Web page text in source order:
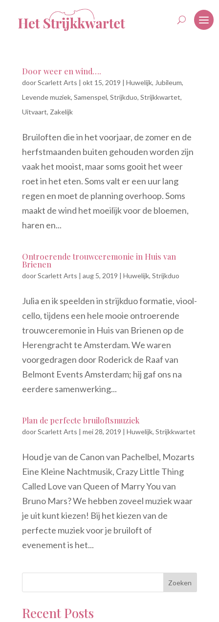
Door weer en wind….
doorScarlett Arts | okt 15, 2019 | Huwelijk, Jubileum,
Levende muziek, Samenspel, Strijkduo, Strijkkwartet,
Uitvaart, Zakelijk
Bruiloften die in het voorjaar, de zomer en de
herfstmaanden buiten gehouden worden zijn
vaak het mooist, maar soms gooit het weer
roet in het eten. Soms valt er een uur lang
regen en moet de planning overhoop. Soms
maakt de wind het moeilijk voor de bloemen,
haren en...
Ontroerende trouwceremonie in Huis van
Brienen
doorScarlett Arts | aug 5, 2019 | Huwelijk, Strijkduo
Julia en ik speelden in strijkduo formatie, viool-
cello, tijdens een hele mooie ontroerende
trouwceremonie in Huis van Brienen op de
Herengracht te Amsterdam. We waren
voorgedragen door Roderick de Raaf van
Belmont Events Amsterdam; hij gaf ons na
eerdere samenwerking...
Plan de perfecte bruiloftsmuziek
doorScarlett Arts | mei 28, 2019 | Huwelijk, Strijkkwartet
Houd je van de Canon van Pachelbel, Mozarts
Eine Kleine Nachtmusik, Crazy Little Thing
Called Love van Queen of Marry You van
Bruno Mars? We hebben zoveel muziek waar
je uit kunt kiezen! Bij het kiezen van de
perfecte muziek voor je bruiloft of
evenement is het...
Zoeken
Recent Posts